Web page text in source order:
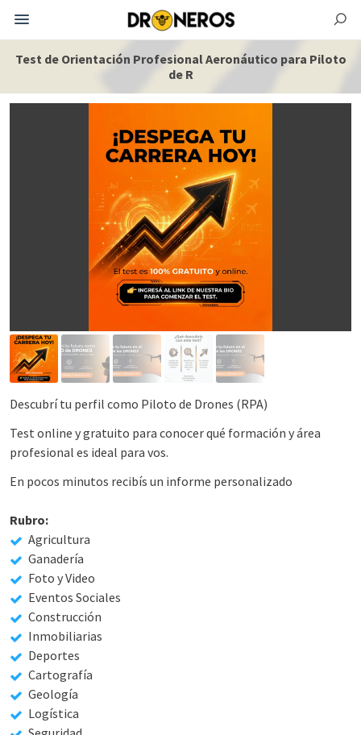
Test de Orientación Profesional Aeronáutico para Piloto
de R
Descubrí tu perfil como Piloto de Drones (RPA)
Test online y gratuito para conocer qué formación y área
profesional es ideal para vos.
En pocos minutos recibís un informe personalizado
Rubro:
Agricultura
Ganadería
Foto y Video
Eventos Sociales
Construcción
Inmobiliarias
Deportes
Cartografía
Geología
Logística